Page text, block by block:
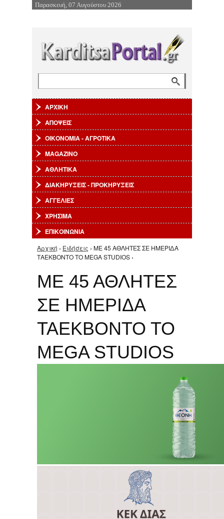
Επιστροφή στην Πλοήγηση
Παρασκευή, 07 Αυγούστου 2026
ΑΡΧΙΚΗ
ΑΠΟΨΕΙΣ
ΟΙΚΟΝΟΜΙΑ - ΑΓΡΟΤΙΚΑ
MAGAZINO
ΑΘΛΗΤΙΚΑ
ΔΙΑΚΗΡΥΞΕΙΣ - ΠΡΟΚΗΡΥΞΕΙΣ
ΑΓΓΕΛΙΕΣ
ΧΡΗΣΙΜΑ
ΕΠΙΚΟΙΝΩΝΙΑ
Είστε εδώ
Αρχική › Ειδήσεις › ΜΕ 45 ΑΘΛΗΤΕΣ ΣΕ ΗΜΕΡΙΔΑ
ΤΑΕΚΒΟΝΤΟ ΤΟ MEGA STUDIOS ›
ΜΕ 45 ΑΘΛΗΤΕΣ
ΣΕ ΗΜΕΡΙΔΑ
ΤΑΕΚΒΟΝΤΟ ΤΟ
MEGA STUDIOS